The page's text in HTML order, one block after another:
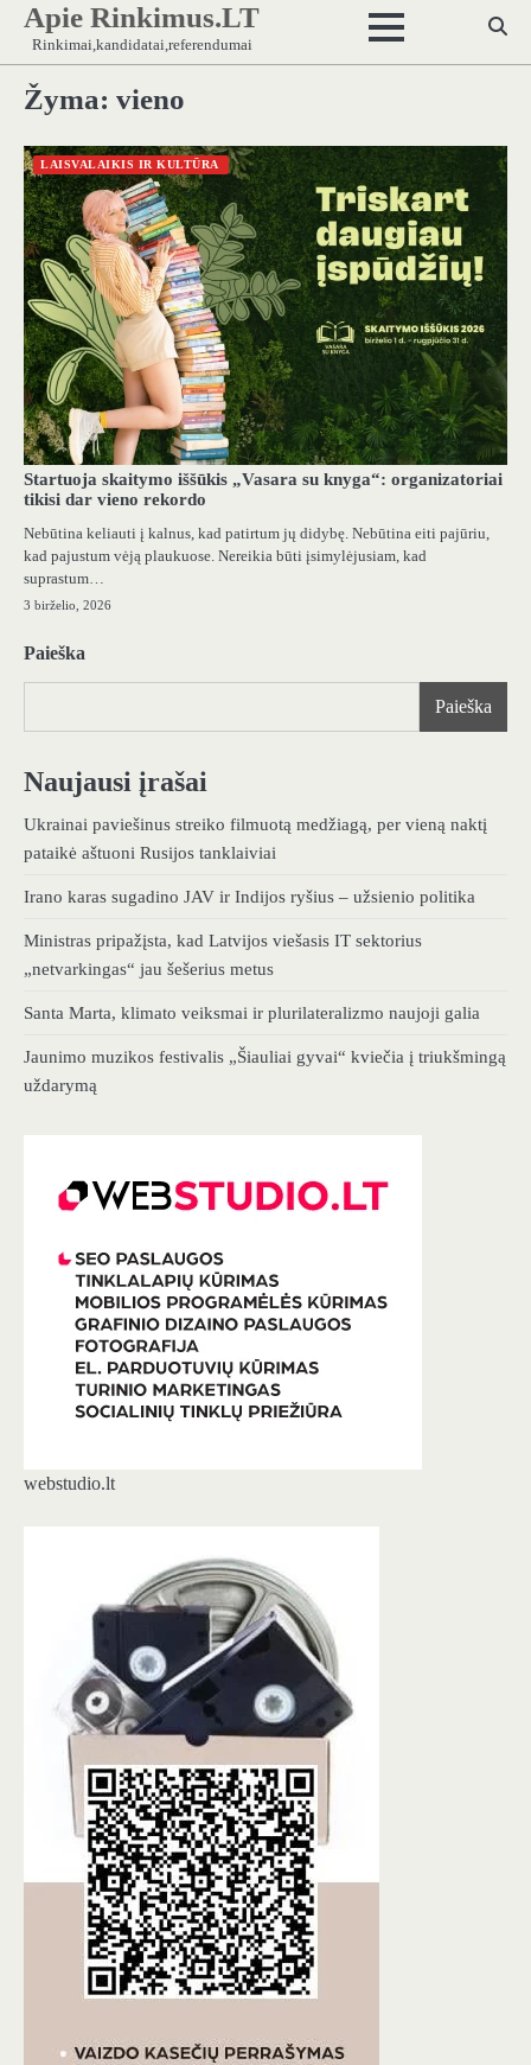
Skip
content
Apie Rinkimus.LT
Rinkimai,kandidatai,referendumai
Žyma: vieno
LAISVALAIKIS IR KULTŪRA
Startuoja skaitymo iššūkis „Vasara su knyga“: organizatoriai
tikisi dar vieno rekordo
Nebūtina keliauti į kalnus, kad patirtum jų didybę. Nebūtina eiti pajūriu,
kad pajustum vėją plaukuose. Nereikia būti įsimylėjusiam, kad
suprastum…
3 birželio, 2026
Paieška
Paieška
Naujausi įrašai
Ukrainai paviešinus streiko filmuotą medžiagą, per vieną naktį
pataikė aštuoni Rusijos tanklaiviai
Irano karas sugadino JAV ir Indijos ryšius – užsienio politika
Ministras pripažįsta, kad Latvijos viešasis IT sektorius
„netvarkingas“ jau šešerius metus
Santa Marta, klimato veiksmai ir plurilateralizmo naujoji galia
Jaunimo muzikos festivalis „Šiauliai gyvai“ kviečia į triukšmingą
uždarymą
webstudio.lt